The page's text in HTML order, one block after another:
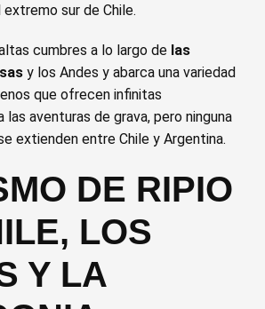
sur de Chile.
cumbres a lo largo de las
y los Andes y abarca una variedad
que ofrecen infinitas
las aventuras de grava, pero ninguna
extienden entre Chile y Argentina.
DE RIPIO
LOS
Y LA